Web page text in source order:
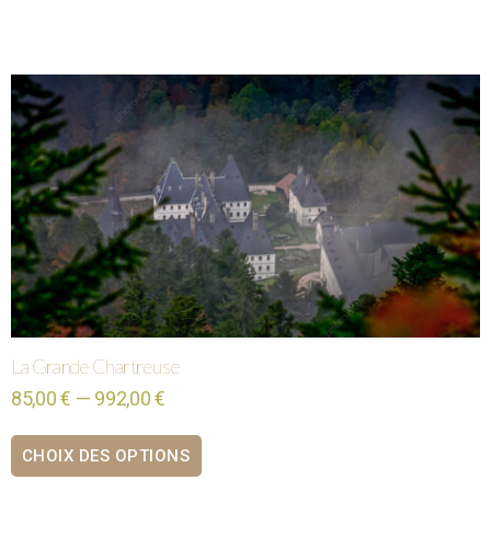
La Grande Chartreuse
85,00 € — 992,00 €
CHOIX DES OPTIONS